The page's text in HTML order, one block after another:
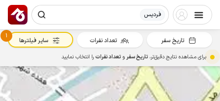
فردیس
تاریخ سفر تعداد نفرات
1
سایر فیلترها
برای مشاهده نتایج دقیق‌تر، تاریخ سفرو تعداد نفراترا انتخاب نمایید